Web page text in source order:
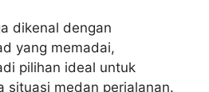
dikenal dengan
yang memadai,
pilihan ideal untuk
situasi medan perjalanan.